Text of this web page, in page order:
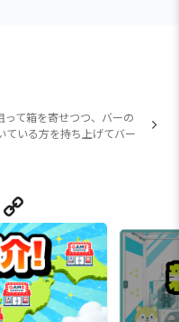
て箱を寄せつつ、バーの
ている方を持ち上げてバー
Line